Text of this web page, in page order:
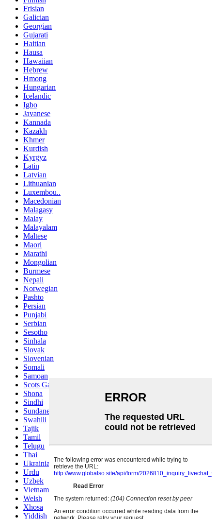
Frisian
Galician
Georgian
Gujarati
Haitian
Hausa
Hawaiian
Hebrew
Hmong
Hungarian
Icelandic
Igbo
Javanese
Kannada
Kazakh
Khmer
Kurdish
Kyrgyz
Latin
Latvian
Lithuanian
Luxembou..
Macedonian
Malagasy
Malay
Malayalam
Maltese
Maori
Marathi
Mongolian
Burmese
Nepali
Norwegian
Pashto
Persian
Punjabi
Serbian
Sesotho
Sinhala
Slovak
Slovenian
Somali
Samoan
Scots Gaelic
Shona
Sindhi
Sundanese
Swahili
Tajik
Tamil
Telugu
Thai
Ukrainian
Urdu
Uzbek
Vietnamese
Welsh
Xhosa
Yiddish